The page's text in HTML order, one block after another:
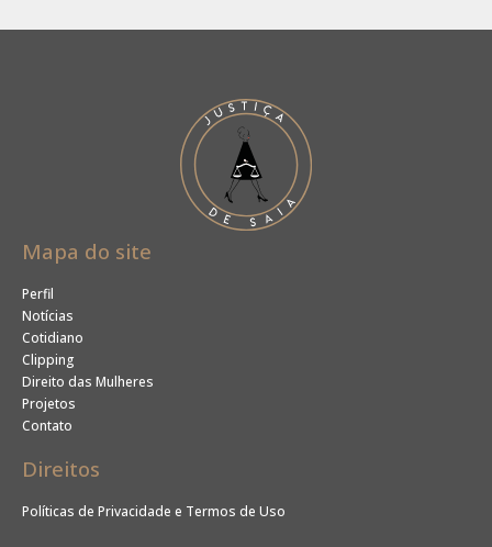
Mapa do site
Perfil
Notícias
Cotidiano
Clipping
Direito das Mulheres
Projetos
Contato
Direitos
Políticas de Privacidade e Termos de Uso